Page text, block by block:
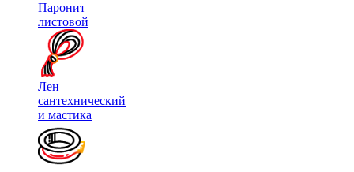
Паронит
листовой
Лен
сантехнический
и мастика